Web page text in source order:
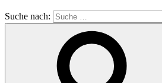
Suche nach: